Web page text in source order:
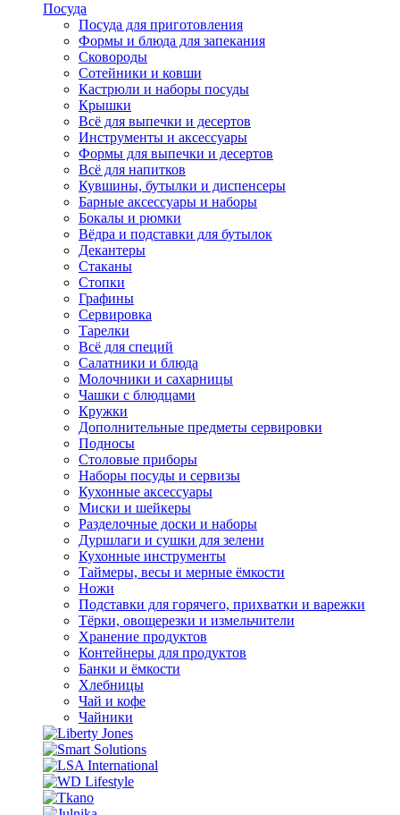
Посуда
Посуда для приготовления
Формы и блюда для запекания
Сковороды
Сотейники и ковши
Кастрюли и наборы посуды
Крышки
Всё для выпечки и десертов
Инструменты и аксессуары
Формы для выпечки и десертов
Всё для напитков
Кувшины, бутылки и диспенсеры
Барные аксессуары и наборы
Бокалы и рюмки
Вёдра и подставки для бутылок
Декантеры
Стаканы
Стопки
Графины
Сервировка
Тарелки
Всё для специй
Салатники и блюда
Молочники и сахарницы
Чашки с блюдцами
Кружки
Дополнительные предметы сервировки
Подносы
Столовые приборы
Наборы посуды и сервизы
Кухонные аксессуары
Миски и шейкеры
Разделочные доски и наборы
Дуршлаги и сушки для зелени
Кухонные инструменты
Таймеры, весы и мерные ёмкости
Ножи
Подставки для горячего, прихватки и варежки
Тёрки, овощерезки и измельчители
Хранение продуктов
Контейнеры для продуктов
Банки и ёмкости
Хлебницы
Чай и кофе
Чайники